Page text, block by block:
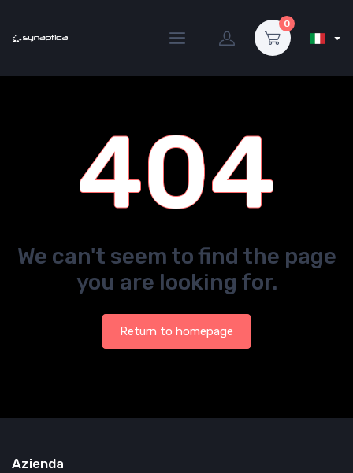
0
404
We can't seem to find the page
you are looking for.
Return to homepage
Azienda